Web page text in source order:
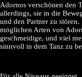
Adornos verschönen den
allerdings, sie in die
und den Partner zu
möglichen Arten von
geschmeidige, und viel
sinnvoll in dem Tanz zu